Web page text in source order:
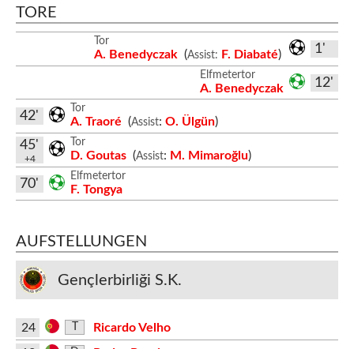
TORE
1'
Tor
A. Benedyczak (Assist: F. Diabaté)
12'
Elfmetertor
A. Benedyczak
Tor
A. Traoré (Assist: O. Ülgün)
42'
Tor
D. Goutas (Assist: M. Mimaroğlu)
45'
+4
Elfmetertor
F. Tongya
70'
AUFSTELLUNGEN
Gençlerbirliği S.K.
24
Ricardo Velho